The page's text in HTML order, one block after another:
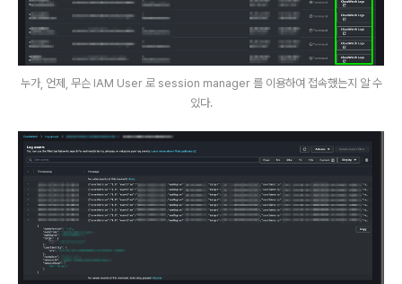
누가, 언제, 무슨 IAM User 로 session manager 를 이용하여 접속했는지 알 수
있다.